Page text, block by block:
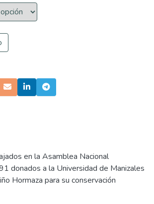
en la Asamblea Nacional
donados a la Universidad de Manizales
Hormaza para su conservación